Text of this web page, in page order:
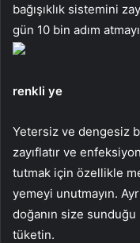
bağışıklık sistemini
gün 10 bin adım
renkli ye
Yetersiz ve dengesiz
zayıflatır ve enfeksiyon
tutmak için özellikle
yemeyi unutmayın.
doğanın size
tüketin.